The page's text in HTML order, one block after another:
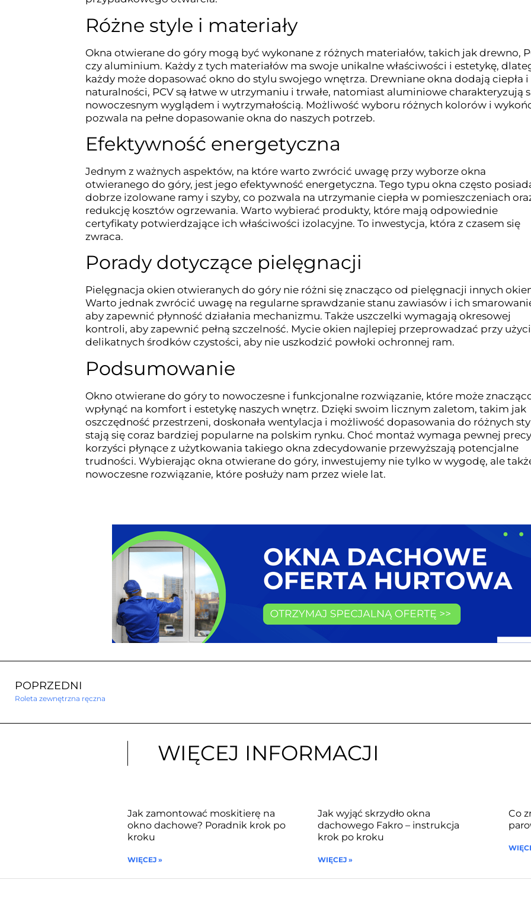
Różne style i materiały
Okna otwierane do góry mogą być wykonane z różnych materiałów, takich jak drewno,
czy aluminium. Każdy z tych materiałów ma swoje unikalne właściwości i estetykę,
każdy może dopasować okno do stylu swojego wnętrza. Drewniane okna dodają ciepła i
naturalności, PCV są łatwe w utrzymaniu i trwałe, natomiast aluminiowe charakteryzują
nowoczesnym wyglądem i wytrzymałością. Możliwość wyboru różnych kolorów i
pozwala na pełne dopasowanie okna do naszych potrzeb.
Efektywność energetyczna
Jednym z ważnych aspektów, na które warto zwrócić uwagę przy wyborze okna
otwieranego do góry, jest jego efektywność energetyczna. Tego typu okna często
dobrze izolowane ramy i szyby, co pozwala na utrzymanie ciepła w pomieszczeniach
redukcję kosztów ogrzewania. Warto wybierać produkty, które mają odpowiednie
certyfikaty potwierdzające ich właściwości izolacyjne. To inwestycja, która z czasem się
zwraca.
Porady dotyczące pielęgnacji
Pielęgnacja okien otwieranych do góry nie różni się znacząco od pielęgnacji innych
Warto jednak zwrócić uwagę na regularne sprawdzanie stanu zawiasów i ich
aby zapewnić płynność działania mechanizmu. Także uszczelki wymagają okresowej
kontroli, aby zapewnić pełną szczelność. Mycie okien najlepiej przeprowadzać przy
delikatnych środków czystości, aby nie uszkodzić powłoki ochronnej ram.
Podsumowanie
Okno otwierane do góry to nowoczesne i funkcjonalne rozwiązanie, które może
wpłynąć na komfort i estetykę naszych wnętrz. Dzięki swoim licznym zaletom, takim jak
oszczędność przestrzeni, doskonała wentylacja i możliwość dopasowania do różnych
stają się coraz bardziej popularne na polskim rynku. Choć montaż wymaga pewnej
korzyści płynące z użytkowania takiego okna zdecydowanie przewyższają potencjalne
trudności. Wybierając okna otwierane do góry, inwestujemy nie tylko w wygodę, ale
nowoczesne rozwiązanie, które posłuży nam przez wiele lat.
POPRZEDNI
Roleta zewnętrzna ręczna
WIĘCEJ INFORMACJI
Jak zamontować moskitierę na
okno dachowe? Poradnik krok po
kroku
WIĘCEJ »
Jak wyjąć skrzydło okna
dachowego Fakro – instrukcja
krok po kroku
WIĘCEJ »
Co